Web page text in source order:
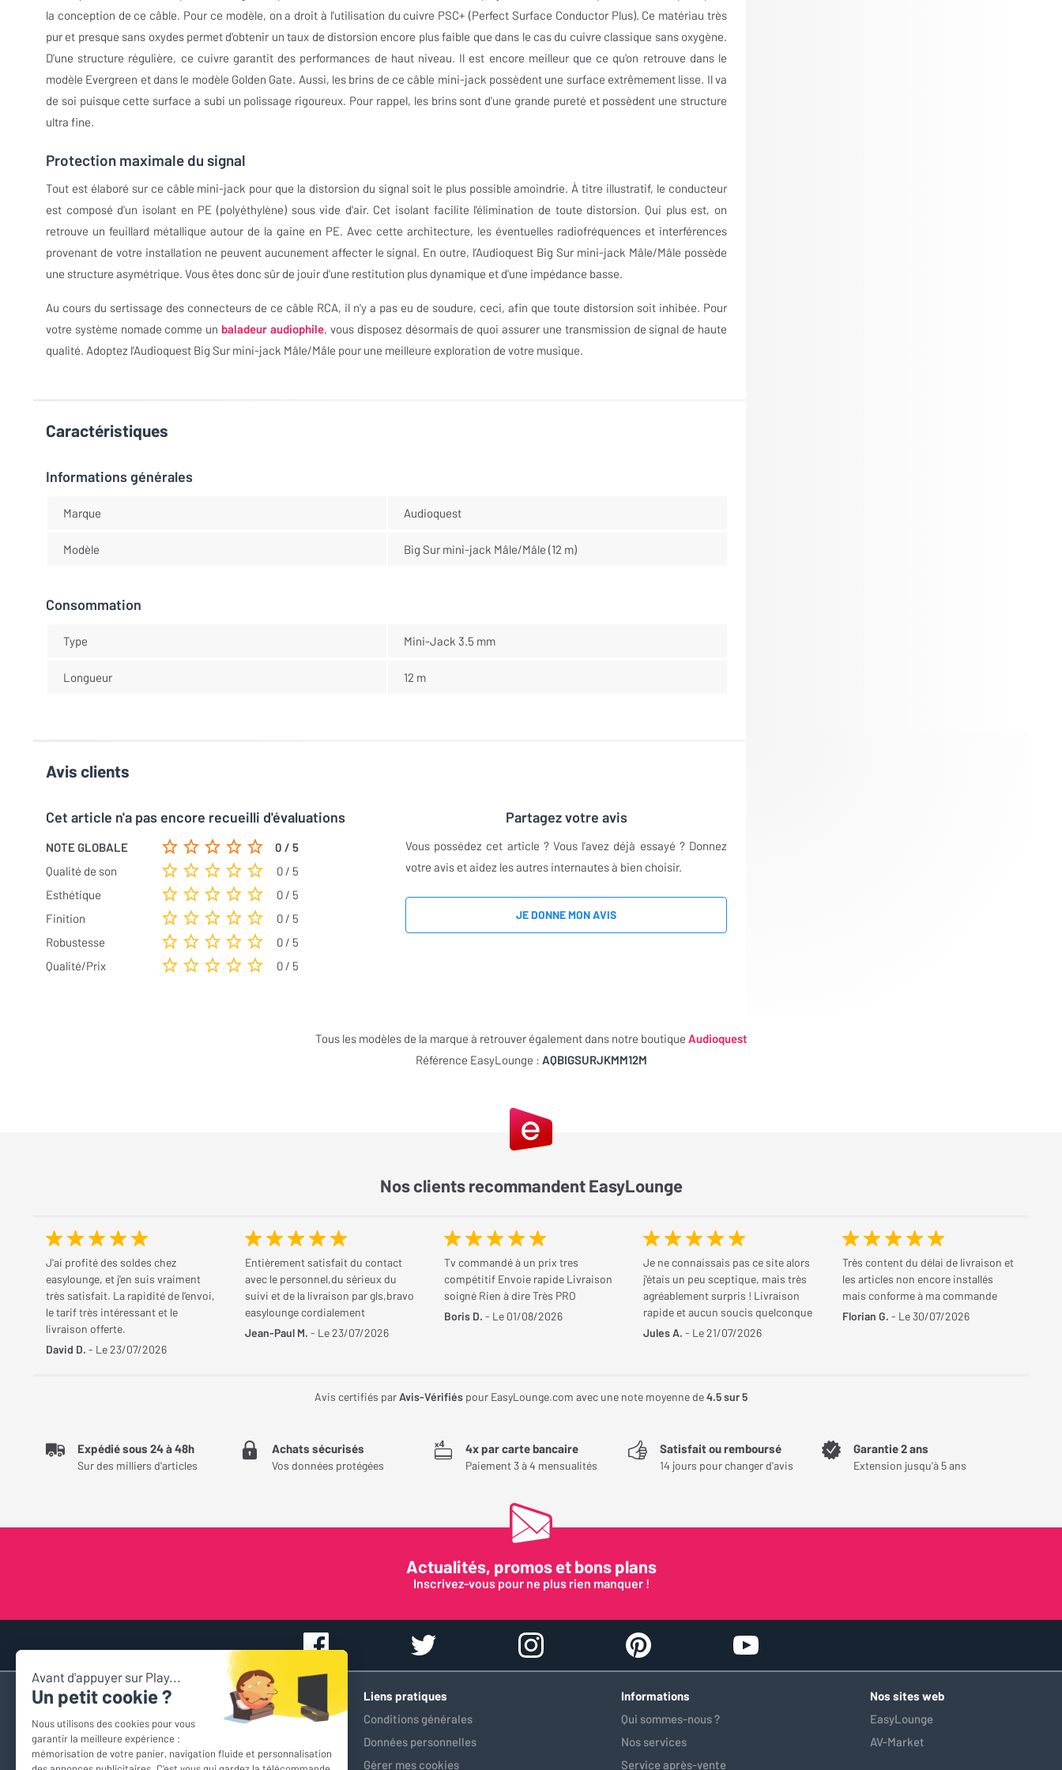
la conception de ce câble. Pour ce modèle, on a droit à l'utilisation du cuivre PSC+ (Perfect Surface Conductor Plus). Ce matériau très
pur et presque sans oxydes permet d'obtenir un taux de distorsion encore plus faible que dans le cas du cuivre classique sans oxygène.
D'une structure régulière, ce cuivre garantit des performances de haut niveau. Il est encore meilleur que ce qu'on retrouve dans le
modèle Evergreen et dans le modèle Golden Gate. Aussi, les brins de ce câble mini-jack possèdent une surface extrêmement lisse. Il va
de soi puisque cette surface a subi un polissage rigoureux. Pour rappel, les brins sont d'une grande pureté et possèdent une structure
ultra fine.
Protection maximale du signal
Tout est élaboré sur ce câble mini-jack pour que la distorsion du signal soit le plus possible amoindrie. À titre illustratif, le conducteur
est composé d'un isolant en PE (polyéthylène) sous vide d'air. Cet isolant facilite l'élimination de toute distorsion. Qui plus est, on
retrouve un feuillard métallique autour de la gaine en PE. Avec cette architecture, les éventuelles radiofréquences et interférences
provenant de votre installation ne peuvent aucunement affecter le signal. En outre, l’Audioquest Big Sur mini-jack Mâle/Mâle possède
une structure asymétrique. Vous êtes donc sûr de jouir d'une restitution plus dynamique et d'une impédance basse.
Au cours du sertissage des connecteurs de ce câble RCA, il n'y a pas eu de soudure, ceci, afin que toute distorsion soit inhibée. Pour
votre système nomade comme un baladeur audiophile, vous disposez désormais de quoi assurer une transmission de signal de haute
qualité. Adoptez l’Audioquest Big Sur mini-jack Mâle/Mâle pour une meilleure exploration de votre musique.
Caractéristiques
Informations générales
Marque Audioquest
Modèle Big Sur mini-jack Mâle/Mâle (12 m)
Consommation
Type Mini-Jack 3.5 mm
Longueur 12 m
Avis clients
Cet article n'a pas encore recueilli d'évaluations
NOTE GLOBALE
0 / 5
Qualité de son
0 / 5
Esthétique
0 / 5
Finition
0 / 5
Robustesse
0 / 5
Qualité/Prix
0 / 5
Partagez votre avis
Vous possédez cet article ? Vous l'avez déjà essayé ? Donnez
votre avis et aidez les autres internautes à bien choisir.
JE DONNE MON AVIS
Tous les modèles de la marque à retrouver également dans notre boutique Audioquest
Référence EasyLounge : AQBIGSURJKMM12M
Nos clients recommandent EasyLounge
J'ai profité des soldes chez
easylounge, et j'en suis vraiment
très satisfait. La rapidité de l’envoi,
le tarif très intéressant et le
livraison offerte.
David D. - Le 23/07/2026
Entièrement satisfait du contact
avec le personnel,du sérieux du
suivi et de la livraison par gls,bravo
easylounge cordialement
Jean-Paul M. - Le 23/07/2026
Tv commandé à un prix tres
compétitif Envoie rapide Livraison
soigné Rien à dire Très PRO
Boris D. - Le 01/08/2026
Je ne connaissais pas ce site alors
j'étais un peu sceptique, mais très
agréablement surpris ! Livraison
rapide et aucun soucis quelconque
Jules A. - Le 21/07/2026
Très content du délai de livraison et
les articles non encore installés
mais conforme à ma commande
Florian G. - Le 30/07/2026
Avis certifiés parAvis-Vérifiés pour EasyLounge.com avec une note moyenne de4.5sur 5
Expédié sous 24 à 48h
Sur des milliers d'articles
Achats sécurisés
Vos données protégées
4x par carte bancaire
Paiement 3 à 4 mensualités
Satisfait ou remboursé
14 jours pour changer d'avis
Garantie 2 ans
Extension jusqu'à 5 ans
Actualités, promos et bons plans
Inscrivez-vous pour ne plus rien manquer !
Accès rapide
Nous contacter
Espace personnel
Devis personnalisés
Liens pratiques
Conditions générales
Données personnelles
Gérer mes cookies
Informations
Qui sommes-nous ?
Nos services
Service après-vente
Nos sites web
EasyLounge
AV-Market